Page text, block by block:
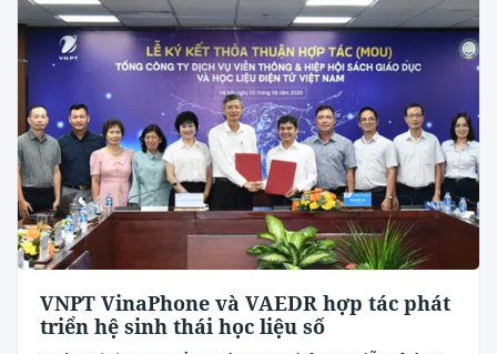
VNPT VinaPhone và VAEDR hợp tác phát
triển hệ sinh thái học liệu số